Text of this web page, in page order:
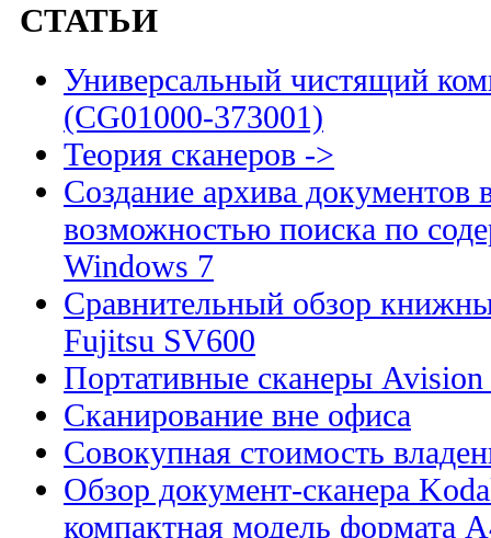
СТАТЬИ
Универсальный чистящий
(CG01000-373001)
Теория сканеров ->
Создание архива документов
возможностью поиска по
Windows 7
Сравнительный обзор
Fujitsu SV600
Портативные сканеры Avision
Сканирование вне офиса
Совокупная стоимость
Обзор документ-сканера
компактная модель формата